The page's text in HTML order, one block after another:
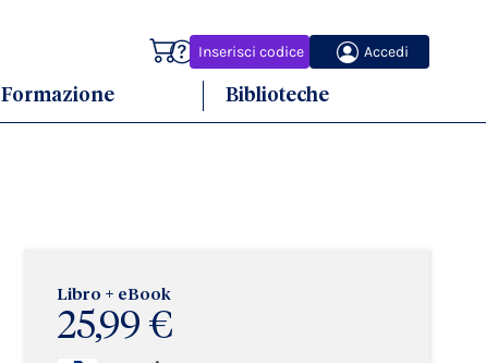
Inserisci codice Accedi
Carrello
Formazione Biblioteche
Libro + eBook
25,99 €